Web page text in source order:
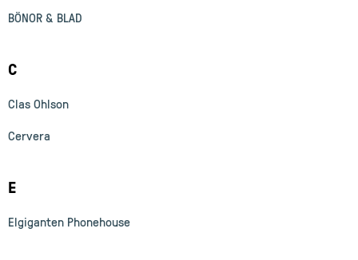
BÖNOR & BLAD
C
Clas Ohlson
Cervera
E
Elgiganten Phonehouse